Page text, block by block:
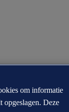
om informatie
opgeslagen. Deze